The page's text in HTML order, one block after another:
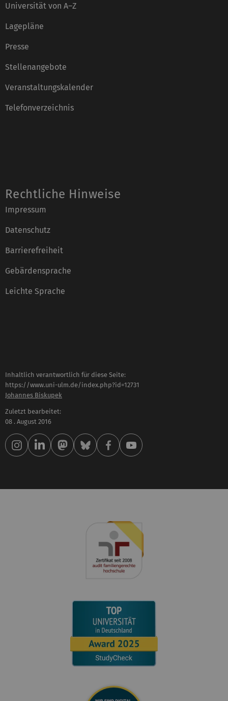
Universität von A–Z
Lagepläne
Presse
Stellenangebote
Veranstaltungskalender
Telefonverzeichnis
Rechtliche Hinweise
Impressum
Datenschutz
Barrierefreiheit
Gebärdensprache
Leichte Sprache
Inhaltlich verantwortlich für diese Seite:
https://www.uni-ulm.de/index.php?id=12731
Johannes Biskupek
Zuletzt bearbeitet:
08 . August 2016